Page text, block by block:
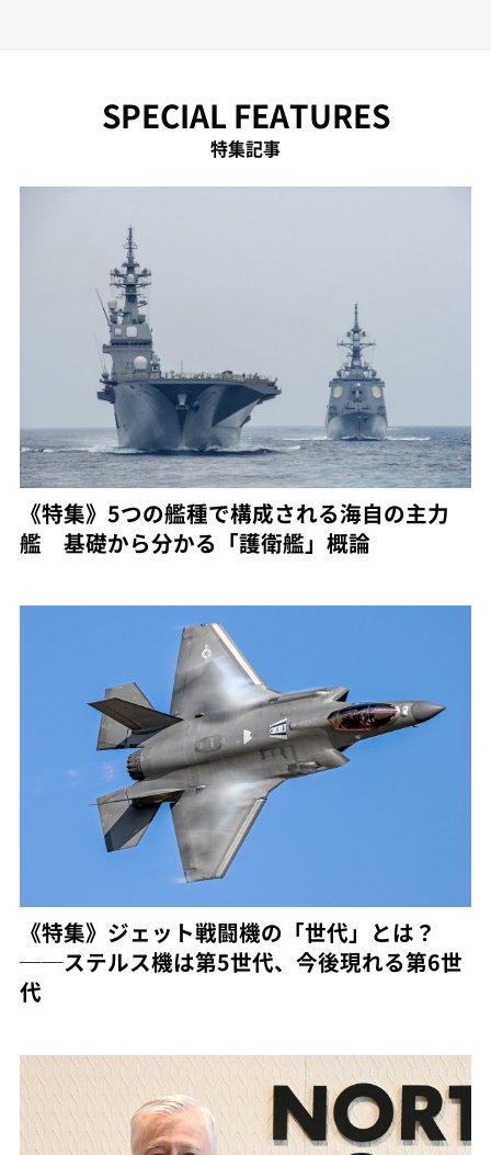
SPECIAL FEATURES
特集記事
《特集》5つの艦種で構成される海自の主力
艦 基礎から分かる「護衛艦」概論
《特集》ジェット戦闘機の「世代」とは？
──ステルス機は第5世代、今後現れる第6世
代